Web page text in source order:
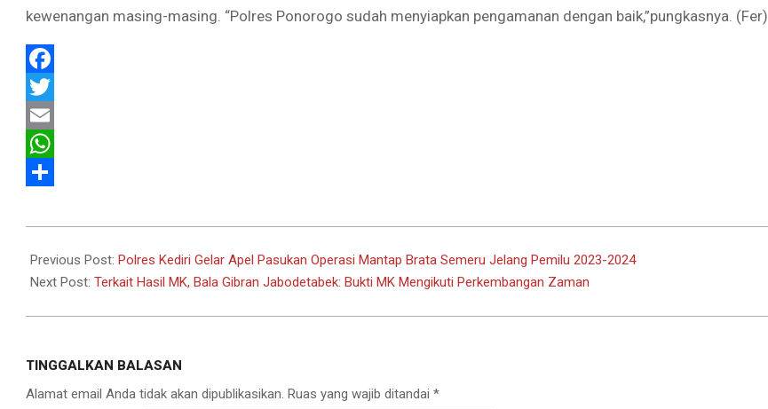
kewenangan masing-masing. “Polres Ponorogo sudah menyiapkan pengamanan dengan baik,”pungkasnya. (Fer)
Facebook
Twitter
Email
WhatsApp
10-
17
Previous Post: Polres Kediri Gelar Apel Pasukan Operasi Mantap Brata Semeru Jelang Pemilu 2023-2024
Next Post: Terkait Hasil MK, Bala Gibran Jabodetabek: Bukti MK Mengikuti Perkembangan Zaman
TINGGALKAN BALASAN
Alamat email Anda tidak akan dipublikasikan. Ruas yang wajib ditandai *